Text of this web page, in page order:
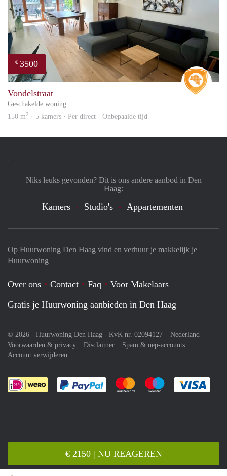
€ 2150 | NU REAGEREN
€ 3500
Real
Vondelstraat
Geschakelde woning
150 m2 · 5 kamers · Per direct - Onbepaalde tijd
Op Huurwoning Den Haag vind en verhuur je makkelijk je
Huurwoning
Over ons Contact Faq
Voor Makelaars
Gratis je Huurwoning aanbieden in Den Haag
© 2026 - Huurwoning Den Haag - KvK nr. 02094127 – Nederland
Voorwaarden & privacy
Disclaimer
Spam & nep-accounts
Account verwijderen
Je rekent gemakkelijk af met Paypal
Je rekent gemakkelijk af met
Je rekent
Niks leuks gevonden? Dit is ons andere aanbod in Den
Haag:
Kamers Studio's Appartementen